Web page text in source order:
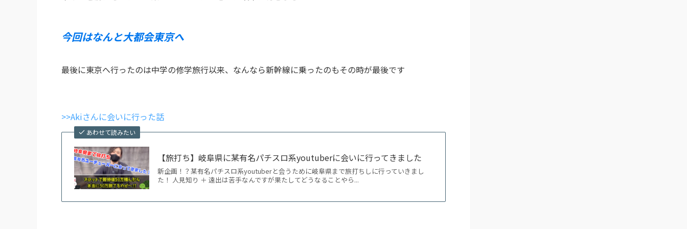
今回はなんと大都会東京へ
最後に東京へ行ったのは中学の修学旅行以来、なんなら新幹線に乗ったのもその時が最後です
>>Akiさんに会いに行った話
あわせて読みたい
【旅打ち】岐阜県に某有名パチスロ系youtuberに会いに行ってきました
新企画！？某有名パチスロ系youtuberと会うために岐阜県まで旅打ちしに行っていきまし
た！ 人見知り ＋ 遠出は苦手なんですが果たしてどうなることやら...